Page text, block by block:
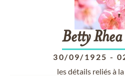
Betty Rhea
30/09/1925 -
les détails reliés à